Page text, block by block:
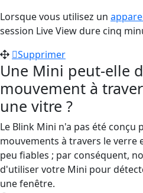
Lorsque vous utilisez un
session Live View dure cinq
Supprimer
Une Mini peut-elle
mouvement à
une vitre ?
Le Blink Mini n'a pas été conçu
mouvements à travers le verre
peu fiables ; par conséquent,
d'utiliser votre Mini pour
une fenêtre.